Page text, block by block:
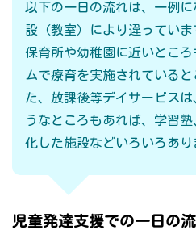
以下の一日の流れは、一例
設（教室）により違っていま
保育所や幼稚園に近いとこ
ムで療育を実施されている
た、放課後等デイサービス
うなところもあれば、学習
化した施設などいろいろあり
児童発達支援での一日の